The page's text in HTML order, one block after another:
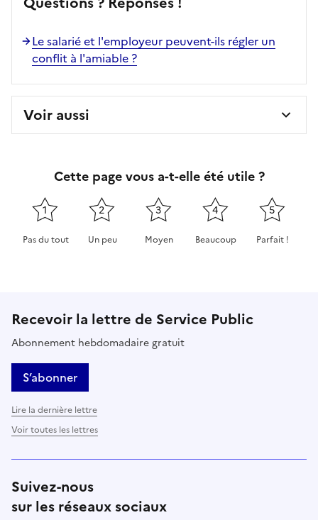
Le salarié et l'employeur peuvent-ils régler un
conflit à l'amiable ?
Voir aussi
Cette page vous a-t-elle été utile ?
1
Pas du tout
2
Un peu
3
Moyen
4
Beaucoup
5
Parfait !
Recevoir la lettre de Service Public
Abonnement hebdomadaire gratuit
S’abonner
Lire la dernière lettre
Voir toutes les lettres
Suivez-nous
sur les réseaux sociaux